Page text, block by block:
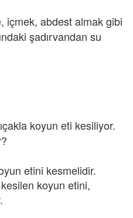
içmek, abdest almak gibi
şadırvandan su
koyun eti kesiliyor.
etini kesmelidir.
koyun etini,